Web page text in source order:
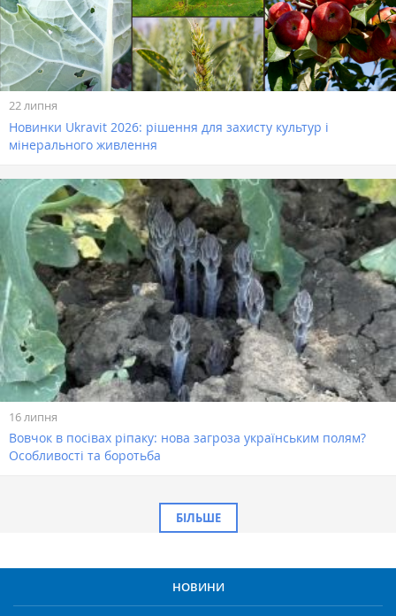
22 липня
Новинки Ukravit 2026: рішення для захисту культур і
мінерального живлення
16 липня
Вовчок в посівах ріпаку: нова загроза українським полям?
Особливості та боротьба
БІЛЬШЕ
НОВИНИ